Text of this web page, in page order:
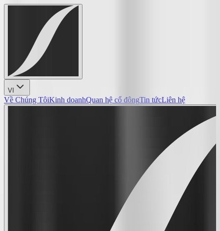
VI
Về Chúng TôiKinh doanhQuan hệ cổ đôngTin tứcLiên hệ